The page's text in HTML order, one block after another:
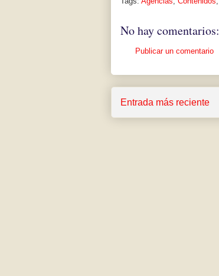
No hay comentarios:
Publicar un comentario
Entrada más reciente